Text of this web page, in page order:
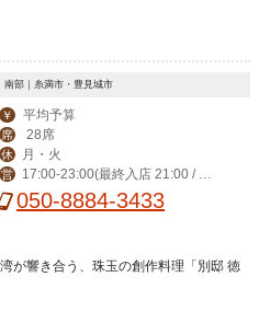
南部｜糸満市・豊見城市
￥ 平均予算
席 28席
休 月・火
営
17:00-23:00(最終入店 21:00 / フ
ードLO22:00)
050-8884-3433
が響き合う、珠玉の創作料理「別邸 徳